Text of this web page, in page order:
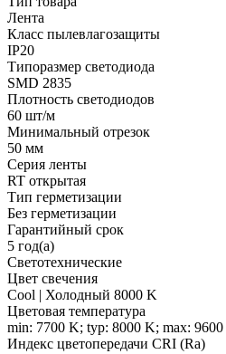
Лента
Класс пылевлагозащиты
IP20
Типоразмер светодиода
SMD 2835
Плотность светодиодов
60 шт/м
Минимальный отрезок
50 мм
Серия ленты
RT открытая
Тип герметизации
Без герметизации
Гарантийный срок
5 год(а)
Светотехнические
Цвет свечения
Cool | Холодный 8000 K
Цветовая температура
min: 7700 K; typ: 8000 K; max:
Индекс цветопередачи CRI (Ra)